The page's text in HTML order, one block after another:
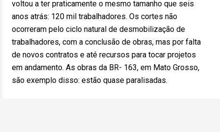
voltou a ter praticamente o mesmo tamanho que seis
anos atrás: 120 mil trabalhadores. Os cortes não
ocorreram pelo ciclo natural de desmobilização de
trabalhadores, com a conclusão de obras, mas por falta
de novos contratos e até recursos para tocar projetos
em andamento. As obras da BR- 163, em Mato Grosso,
são exemplo disso: estão quase paralisadas.